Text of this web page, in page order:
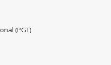
(PGT)